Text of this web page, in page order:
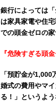
銀行によっては
は家具家電や住
での頭金ゼロの
『危険すぎる頭
「預貯金が
婚式の費用やマ
る！」というよう